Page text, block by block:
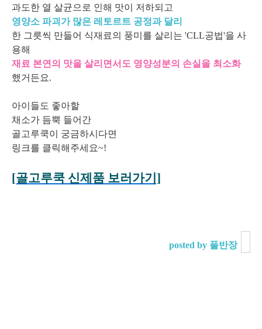
과도한 열 살균으로 인해 맛이 저하되고
영양소 파괴가 많은 레토르트 공정과 달리
한 그릇씩 만들어 식재료의 풍미를 살리는 'CLL공법'을 사
용해
재료 본연의 맛을 살리면서도 영양성분의 손실을 최소화
했거든요.
아이들도 좋아할
채소가 듬뿍 들어간
골고루쿡이 궁금하시다면
링크를 클릭해주세요~!
[골고루쿡 신제품 보러가기]
posted by 풀반장